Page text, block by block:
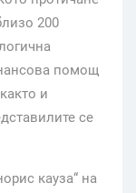
200
помощ
и
се
кауза“ на